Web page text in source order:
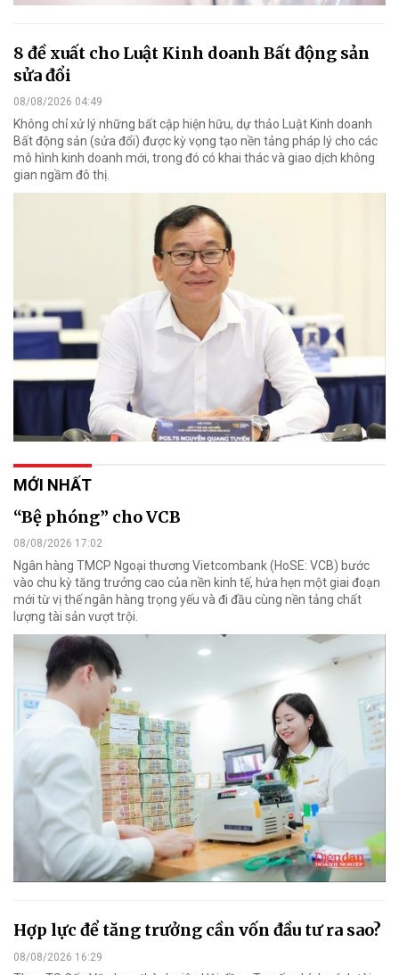
8 đề xuất cho Luật Kinh doanh Bất động sản
sửa đổi
08/08/2026 04:49
Không chỉ xử lý những bất cập hiện hữu, dự thảo Luật Kinh doanh
Bất động sản (sửa đổi) được kỳ vọng tạo nền tảng pháp lý cho các
mô hình kinh doanh mới, trong đó có khai thác và giao dịch không
gian ngầm đô thị.
MỚI NHẤT
“Bệ phóng” cho VCB
08/08/2026 17:02
Ngân hàng TMCP Ngoại thương Vietcombank (HoSE: VCB) bước
vào chu kỳ tăng trưởng cao của nền kinh tế, hứa hẹn một giai đoạn
mới từ vị thế ngân hàng trọng yếu và đi đầu cùng nền tảng chất
lượng tài sản vượt trội.
Hợp lực để tăng trưởng cần vốn đầu tư ra sao?
08/08/2026 16:29